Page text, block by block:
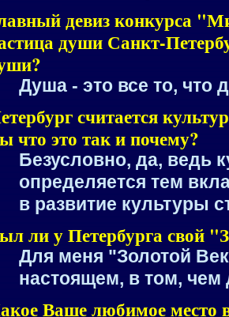
девиз конкурса
души Санкт-
Душа - это все то, что
считается
что это так и почему?
Безусловно, да, ведь
определяется тем
в развитие культуры
ли у Петербурга свой
Для меня "Золотой
настоящем, в том, чем
Ваше любимое место